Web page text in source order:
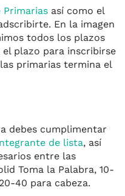
Primarias así como el
En la imagen
todos los plazos
plazo para inscribirse
primarias termina el
debes cumplimentar
de lista, así
entre las
Toma la Palabra, 10-
40 para cabeza.